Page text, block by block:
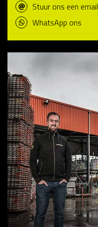
Stuur ons een email
WhatsApp ons